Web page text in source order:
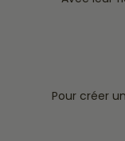
Pour créer